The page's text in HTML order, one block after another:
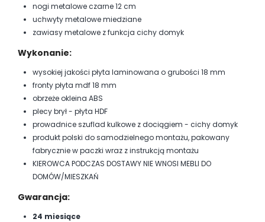
nogi metalowe czarne 12 cm
uchwyty metalowe miedziane
zawiasy metalowe z funkcja cichy domyk
Wykonanie:
wysokiej jakości płyta laminowana o grubości 18 mm
fronty płyta mdf 18 mm
obrzeże okleina ABS
plecy brył - płyta HDF
prowadnice szuflad kulkowe z dociągiem - cichy domyk
produkt polski do samodzielnego montażu, pakowany
fabrycznie w paczki wraz z instrukcją montażu
KIEROWCA PODCZAS DOSTAWY NIE WNOSI MEBLI DO
DOMÓW/MIESZKAŃ
Gwarancja:
24 miesiące